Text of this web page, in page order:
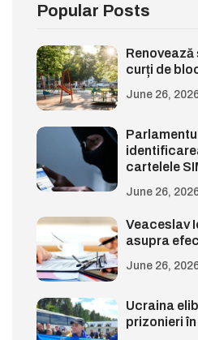
Popular Posts
curți de
June 26,
cartelele
June 26,
Veaceslav
asupra
June 26,
Ucraina
prizonieri în